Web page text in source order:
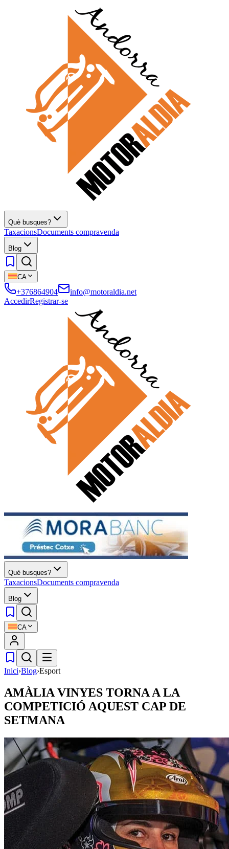
Què busques?
TaxacionsDocuments compravenda
Blog
CA
+376864904
info@motoraldia.net
AccedirRegistrar-se
Què busques?
TaxacionsDocuments compravenda
Blog
CA
Inici›Blog›Esport
AMÀLIA VINYES TORNA A LA
COMPETICIÓ AQUEST CAP DE
SETMANA